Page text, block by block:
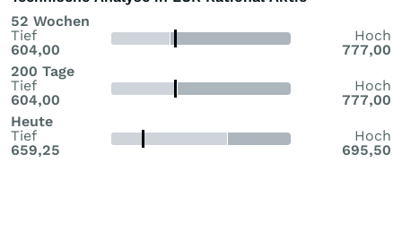
52 Wochen
Tief
604,00
Hoch
777,00
200 Tage
Tief
604,00
Hoch
777,00
Heute
Tief
659,25
Hoch
695,50